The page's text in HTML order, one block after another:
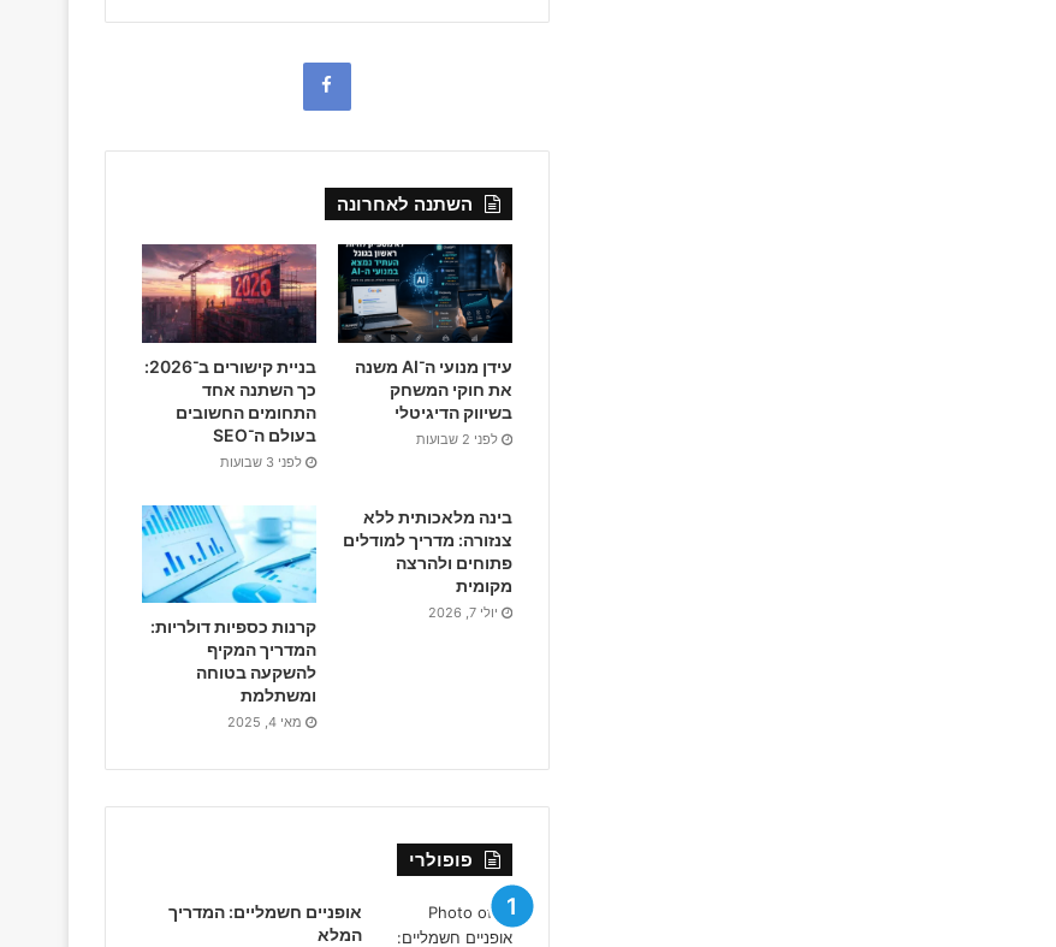
b
o
o
k
השתנה לאחרונה
עידן מנועי ה־AI משנה
את חוקי המשחק
בשיווק הדיגיטלי
לפני 2 שבועות
בניית קישורים ב־2026:
כך השתנה אחד
התחומים החשובים
בעולם ה־SEO
לפני 3 שבועות
בינה מלאכותית ללא
צנזורה: מדריך למודלים
פתוחים ולהרצה
מקומית
יולי 7, 2026
קרנות כספיות דולריות:
המדריך המקיף
להשקעה בטוחה
ומשתלמת
מאי 4, 2025
פופולרי
אופניים חשמליים: המדריך
המלא